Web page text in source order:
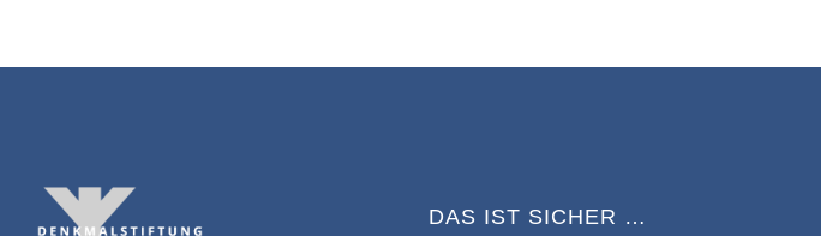
DAS IST SICHER …